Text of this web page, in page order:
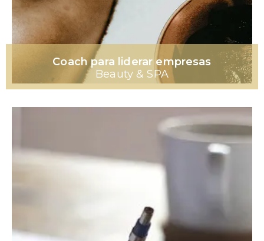
Coach para liderar empresas
Beauty & SPA